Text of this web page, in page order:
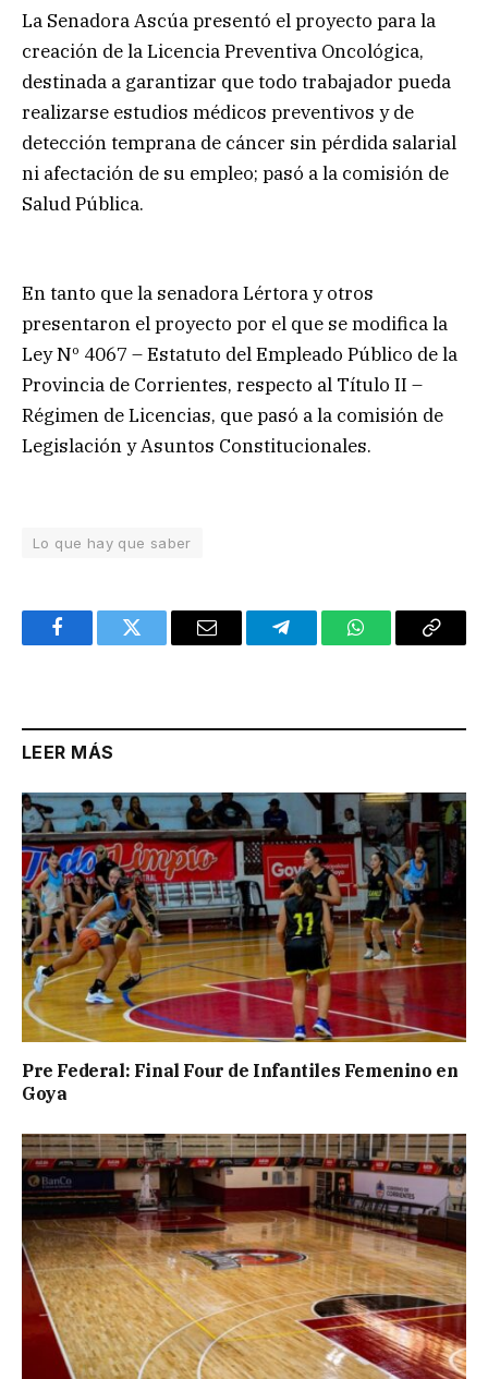
La Senadora Ascúa presentó el proyecto para la
creación de la Licencia Preventiva Oncológica,
destinada a garantizar que todo trabajador pueda
realizarse estudios médicos preventivos y de
detección temprana de cáncer sin pérdida salarial
ni afectación de su empleo; pasó a la comisión de
Salud Pública.
En tanto que la senadora Lértora y otros
presentaron el proyecto por el que se modifica la
Ley Nº 4067 – Estatuto del Empleado Público de la
Provincia de Corrientes, respecto al Título II –
Régimen de Licencias, que pasó a la comisión de
Legislación y Asuntos Constitucionales.
Lo que hay que saber
FacebookTwitter Email TelegramWhatsAppCopy
LEER MÁS
Pre Federal: Final Four de Infantiles Femenino en
Goya